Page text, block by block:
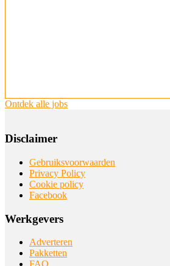
Ontdek alle jobs
Disclaimer
Gebruiksvoorwaarden
Privacy Policy
Cookie policy
Facebook
Werkgevers
Adverteren
Pakketten